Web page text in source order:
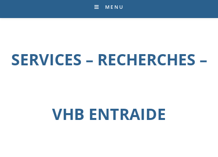
MENU
SERVICES – RECHERCHES –
VHB ENTRAIDE